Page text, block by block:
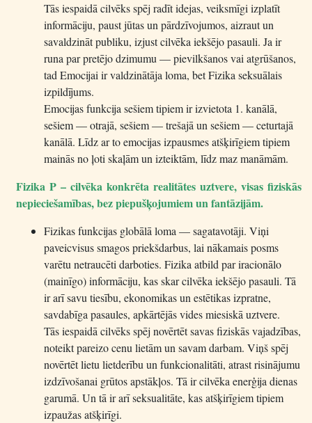
Tās iespaidā cilvēks spēj radīt idejas, veiksmīgi izplatīt
informāciju, paust jūtas un pārdzīvojumos, aizraut un
savaldzināt publiku, izjust cilvēka iekšējo pasauli. Ja ir
runa par pretējo dzimumu — pievilkšanos vai atgrūšanos,
tad Emocijai ir valdzinātāja loma, bet Fizika seksuālais
izpildījums.
Emocijas funkcija sešiem tipiem ir izvietota 1. kanālā,
sešiem — otrajā, sešiem — trešajā un sešiem — ceturtajā
kanālā. Līdz ar to emocijas izpausmes atšķirīgiem tipiem
mainās no ļoti skaļām un izteiktām, līdz maz manāmām.
Fizika P – cilvēka konkrēta realitātes uztvere, visas fiziskās
nepieciešamības, bez piepušķojumiem un fantāzijām.
Fizikas funkcijas globālā loma — sagatavotāji. Viņi
paveicvisus smagos priekšdarbus, lai nākamais posms
varētu netraucēti darboties. Fizika atbild par iracionālo
(mainīgo) informāciju, kas skar cilvēka iekšējo pasauli. Tā
ir arī savu tiesību, ekonomikas un estētikas izpratne,
savdabīga pasaules, apkārtējās vides miesiskā uztvere.
Tās iespaidā cilvēks spēj novērtēt savas fiziskās vajadzības,
noteikt pareizo cenu lietām un savam darbam. Viņš spēj
novērtēt lietu lietderību un funkcionalitāti, atrast risinājumu
izdzīvošanai grūtos apstākļos. Tā ir cilvēka enerģija dienas
garumā. Un tā ir arī seksualitāte, kas atšķirīgiem tipiem
izpaužas atšķirīgi.